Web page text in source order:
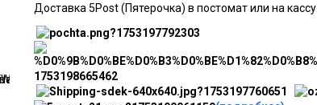
Доставка 5Post (Пятерочка) в постомат или на кассу.